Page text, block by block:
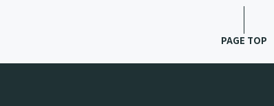
PAGE TOP